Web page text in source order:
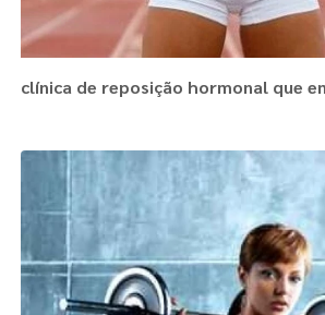
clínica de reposição hormonal que